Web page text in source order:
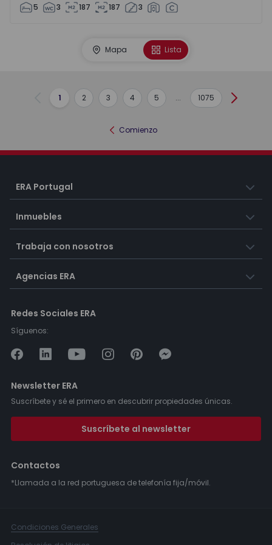
5 3 187 187 3
Mapa Lista
Anterior
1 2 3 4 5 ... 1075
Comienzo
ERA Portugal
Inmuebles
Trabaja con nosotros
Agencias ERA
Redes Sociales ERA
Síguenos:
Newsletter ERA
Suscríbete y sé el primero en descubrir propiedades únicas.
Suscríbete al newsletter
Contactos
*Llamada a la red portuguesa de telefonía fija/móvil.
Condiciones Generales